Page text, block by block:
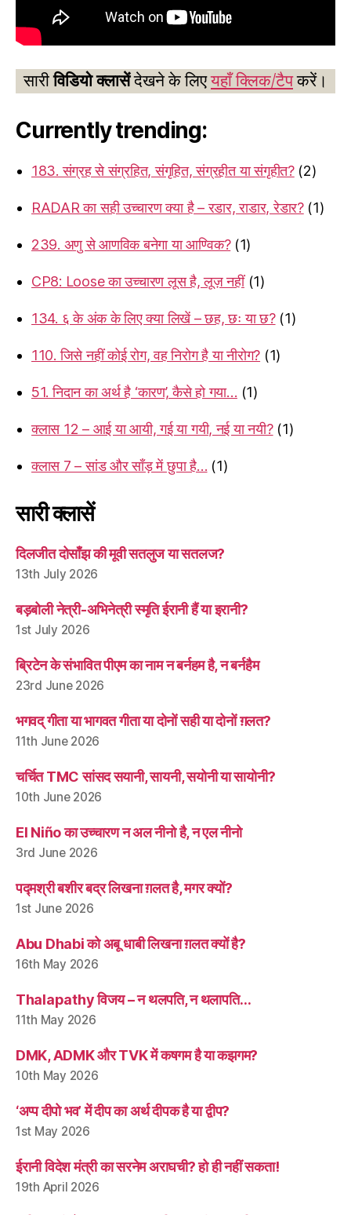
सारीविडियो क्लासेंदेखने के लिएयहाँ क्लिक/टैपकरें।
Currently trending:
183. संग्रह से संग्रहित, संगृहित, संग्रहीत या संगृहीत? (2)
RADAR का सही उच्चारण क्या है – रडार, राडार, रेडार? (1)
239. अणु से आणविक बनेगा या आण्विक? (1)
CP8: Loose का उच्चारण लूस है, लूज़ नहीं (1)
134. ६ के अंक के लिए क्या लिखें – छह, छः या छ? (1)
110. जिसे नहीं कोई रोग, वह निरोग है या नीरोग? (1)
51. निदान का अर्थ है ‘कारण’, कैसे हो गया… (1)
क्लास 12 – आई या आयी, गई या गयी, नई या नयी? (1)
क्लास 7 – सांड और साँड़ में छुपा है… (1)
सारी क्लासें
दिलजीत दोसाँझ की मूवी सतलुज या सतलज?
13th July 2026
बड़बोली नेत्री-अभिनेत्री स्मृति ईरानी हैं या इरानी?
1st July 2026
ब्रिटेन के संभावित पीएम का नाम न बर्नहम है, न बर्नहैम
23rd June 2026
भगवद् गीता या भागवत गीता या दोनों सही या दोनों ग़लत?
11th June 2026
चर्चित TMC सांसद सयानी, सायनी, सयोनी या सायोनी?
10th June 2026
El Niño का उच्चारण न अल नीनो है, न एल नीनो
3rd June 2026
पद्मश्री बशीर बद्र लिखना ग़लत है, मगर क्यों?
1st June 2026
Abu Dhabi को अबू धाबी लिखना ग़लत क्यों है?
16th May 2026
Thalapathy विजय – न थलपति, न थलापति…
11th May 2026
DMK, ADMK और TVK में कषगम है या कझगम?
10th May 2026
‘अप्प दीपो भव’ में दीप का अर्थ दीपक है या द्वीप?
1st May 2026
ईरानी विदेश मंत्री का सरनेम अराघची? हो ही नहीं सकता!
19th April 2026